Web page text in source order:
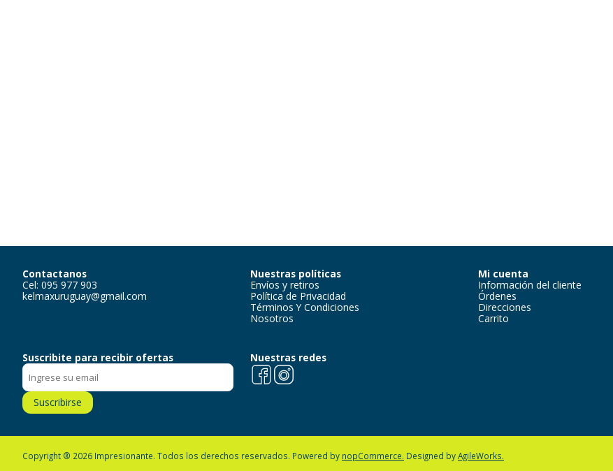
Contactanos
Cel: 095 977 903
kelmaxuruguay@gmail.com
Nuestras políticas
Envíos y retiros
Política de Privacidad
Términos Y Condiciones
Nosotros
Mi cuenta
Información del cliente
Órdenes
Direcciones
Carrito
Suscribite para recibir ofertas
Suscribirse
Nuestras redes
FacebookInstagram
Copyright ® 2026 Impresionante. Todos los derechos reservados. Powered by nopCommerce. Designed byAgileWorks.